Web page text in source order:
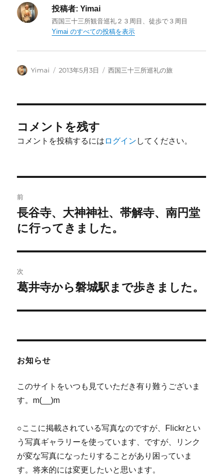
投稿者: Yimai
西国三十三所観音巡礼２３周目、徒歩で３周目
Yimai のすべての投稿を表示
投
Yimai
投
2013年5月3日
カ
西国三十三所巡礼の旅
コメントを残す
コメントを投稿するには ログイン してください。
稿
ナ
ビ
ゲ
ー
シ
ン
前
前
の
稿:
長谷寺、大神神社、帯解寺、南円堂
に行ってきました。
次
次
投
葛井寺から磐城駅まで歩きました。
お知らせ
このサイトをいつも見ていただき有り難うございま
す。m(__)m
○ここに掲載されている写真なのですが、Flickrとい
う写真ギャラリーを使っています、ですが、リンク
が変な写真になったりすることがあり困っていま
す。将来的には変更したいと思います。